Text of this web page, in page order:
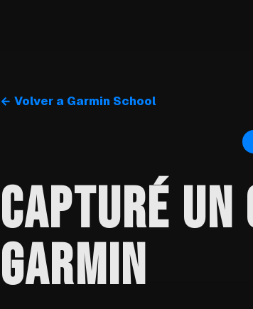
← Volver a Garmin School
CAPTURÉ
GARMIN